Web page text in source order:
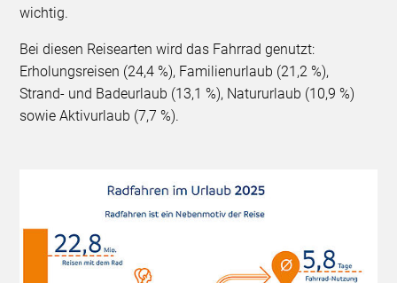
wichtig.
Bei diesen Reisearten wird das Fahrrad genutzt:
Erholungsreisen (24,4 %), Familienurlaub (21,2 %),
Strand- und Badeurlaub (13,1 %), Natururlaub (10,9 %)
sowie Aktivurlaub (7,7 %).